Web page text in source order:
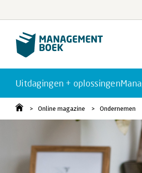
Uitdagingen + oplossingen
Online magazine Ondernemen